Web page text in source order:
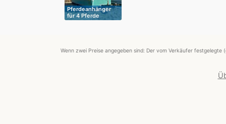
Pferdeanhänger
für 4 Pferde
Wenn zwei Preise angegeben sind: Der vom Verkäufer